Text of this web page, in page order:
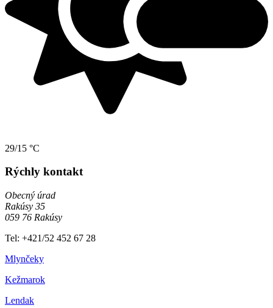
29/15 °C
Rýchly kontakt
Obecný úrad
Rakúsy 35
059 76 Rakúsy
Tel: +421/52 452 67 28
Mlynčeky
Kežmarok
Lendak